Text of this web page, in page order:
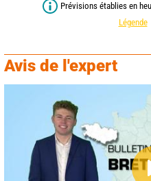
Prévisions établies en
Légende
Avis de l'expert